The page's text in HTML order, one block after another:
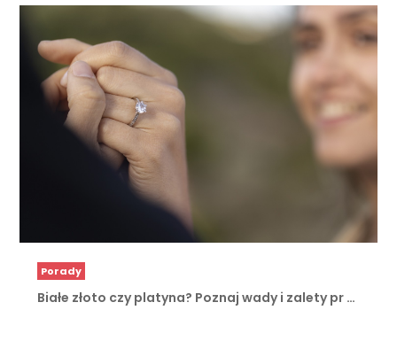
Porady
Białe złoto czy platyna? Poznaj wady i zalety pr …